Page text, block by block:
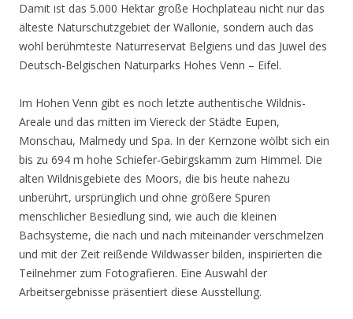
Damit ist das 5.000 Hektar große Hochplateau nicht nur das
älteste Naturschutzgebiet der Wallonie, sondern auch das
wohl berühmteste Naturreservat Belgiens und das Juwel des
Deutsch-Belgischen Naturparks Hohes Venn – Eifel.
Im Hohen Venn gibt es noch letzte authentische Wildnis-
Areale und das mitten im Viereck der Städte Eupen,
Monschau, Malmedy und Spa. In der Kernzone wölbt sich ein
bis zu 694 m hohe Schiefer-Gebirgskamm zum Himmel. Die
alten Wildnisgebiete des Moors, die bis heute nahezu
unberührt, ursprünglich und ohne größere Spuren
menschlicher Besiedlung sind, wie auch die kleinen
Bachsysteme, die nach und nach miteinander verschmelzen
und mit der Zeit reißende Wildwasser bilden, inspirierten die
Teilnehmer zum Fotografieren. Eine Auswahl der
Arbeitsergebnisse präsentiert diese Ausstellung.